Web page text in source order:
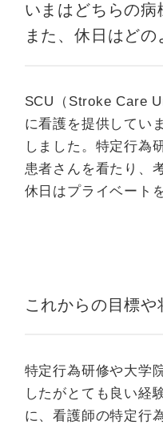
いまはどちらの病
また、休日はど
SCU（Stroke Care
に看護を提供してい
しました。特定行為
患者さんを看たり、
休日はプライベート
これからの目標や
特定行為研修や大学
したがとても良い経
に、看護師の特定行